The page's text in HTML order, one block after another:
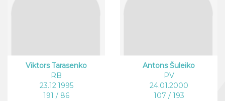
Viktors Tarasenko
RB
23.12.1995
191 / 86
Antons Šuleiko
PV
24.01.2000
107 / 193